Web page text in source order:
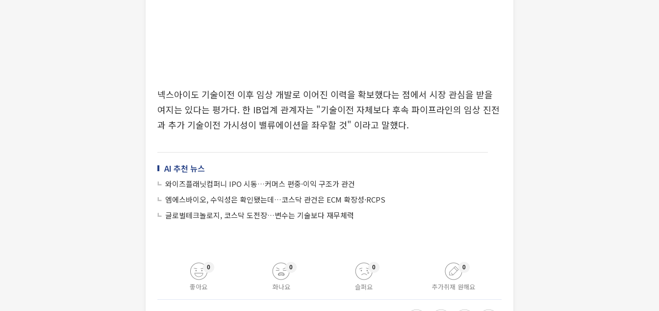
넥스아이도 기술이전 이후 임상 개발로 이어진 이력을 확보했다는 점에서 시장 관심을 받을
여지는 있다는 평가다. 한 IB업계 관계자는 "기술이전 자체보다 후속 파이프라인의 임상 진전
과 추가 기술이전 가시성이 밸류에이션을 좌우할 것" 이라고 말했다.
AI 추천 뉴스
와이즈플래닛컴퍼니 IPO 시동…커머스 편중·이익 구조가 관건
엠에스바이오, 수익성은 확인됐는데…코스닥 관건은 ECM 확장성·RCPS
글로벌테크놀로지, 코스닥 도전장…변수는 기술보다 재무체력
좋아요
0
화나요
0
슬퍼요
0
추가취재 원해요
0